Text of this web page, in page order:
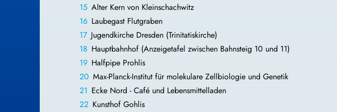
Alter Kern von Kleinschachwitz
Laubegast Flutgraben
Jugendkirche Dresden (Trinitatiskirche)
Hauptbahnhof (Anzeigetafel zwischen Bahnsteig 10 und 11)
Halfpipe Prohlis
Max-Planck-Institut für molekulare Zellbiologie und Genetik
Ecke Nord - Café und Lebensmittelladen
Kunsthof Gohlis